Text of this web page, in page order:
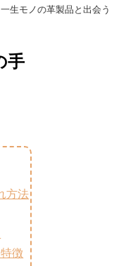
生モノの革製品と出会う
手
方法
徴